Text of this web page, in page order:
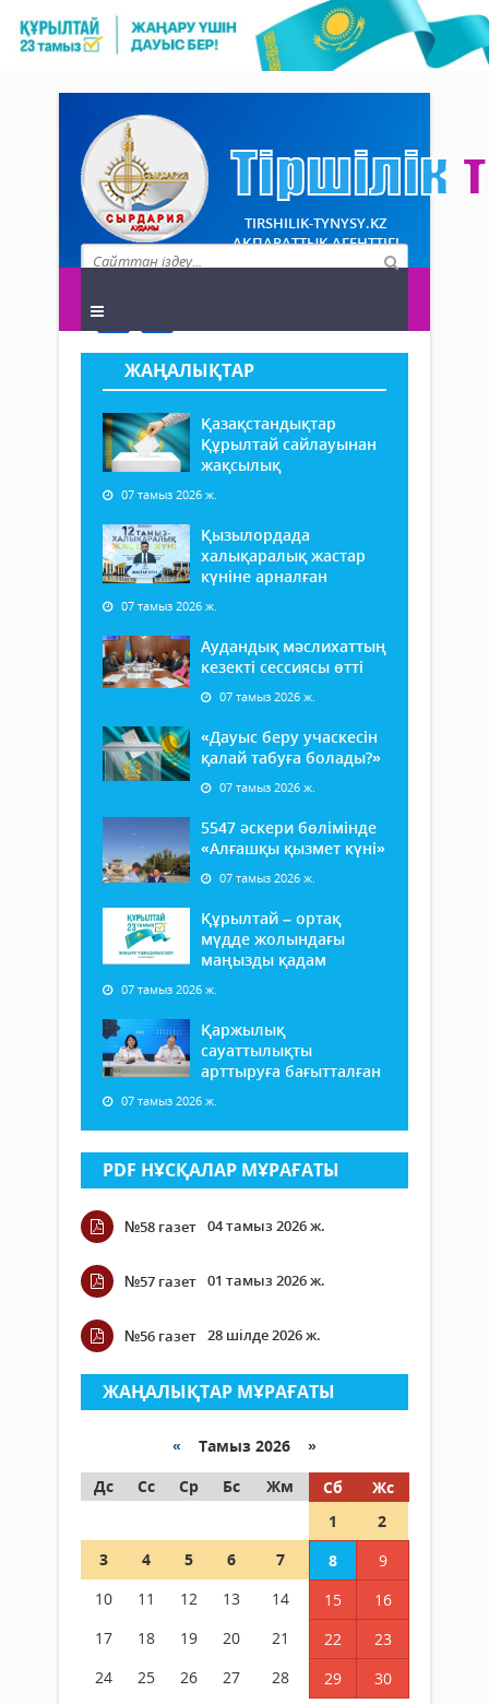
TIRSHILIK-TYNYSY.KZ
АҚПАРАТТЫҚ АГЕНТТІГІ
ЖАҢАЛЫҚТАР
Қазақстандықтар
Құрылтай сайлауынан
жақсылық
07 тамыз 2026 ж.
Қызылордада
халықаралық жастар
күніне арналған
07 тамыз 2026 ж.
Аудандық мәслихаттың
кезекті сессиясы өтті
07 тамыз 2026 ж.
«Дауыс беру учаскесін
қалай табуға болады?»
07 тамыз 2026 ж.
5547 әскери бөлімінде
«Алғашқы қызмет күні»
07 тамыз 2026 ж.
Құрылтай – ортақ
мүдде жолындағы
маңызды қадам
07 тамыз 2026 ж.
Қаржылық
сауаттылықты
арттыруға бағытталған
07 тамыз 2026 ж.
PDF НҰСҚАЛАР МҰРАҒАТЫ
№58 газет 04 тамыз 2026 ж.
№57 газет 01 тамыз 2026 ж.
№56 газет 28 шілде 2026 ж.
ЖАҢАЛЫҚТАР МҰРАҒАТЫ
« Тамыз 2026 »
Дс
Сс Ср Бс Жм Сб
Жс
1
2
3
4 5 6 7 8
9
10
11 12 13 14 15
16
17
18 19 20 21 22
23
24
25 26 27 28 29
30